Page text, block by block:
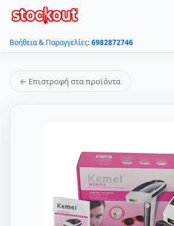
Βοήθεια & Παραγγελίες:6982872746
← Επιστροφή στα προϊόντα